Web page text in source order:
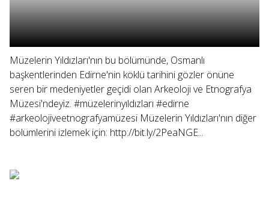
Müzelerin Yıldızları'nın bu bölümünde, Osmanlı
başkentlerinden Edirne'nin köklü tarihini gözler önüne
seren bir medeniyetler geçidi olan Arkeoloji ve Etnografya
Müzesi'ndeyiz. #müzelerinyıldızları #edirne
#arkeolojiveetnografyamüzesi Müzelerin Yıldızları'nın diğer
bölümlerini izlemek için: http://bit.ly/2PeaNGE...